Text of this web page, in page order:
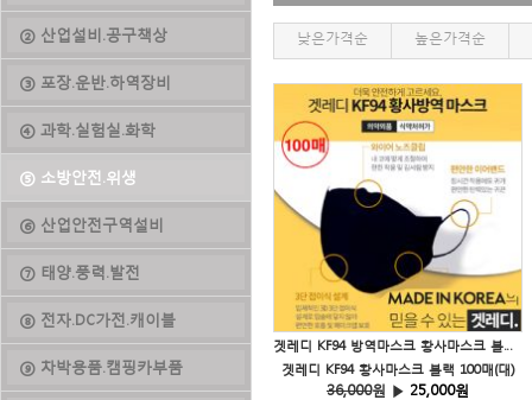
② 산업설비.공구책상
③ 포장.운반.하역장비
④ 과학.실험실.화학
⑤ 소방안전.위생
⑥ 산업안전구역설비
⑦ 태양.풍력.발전
⑧ 전자.DC가전.캐이블
⑨ 차박용품.캠핑카부품
낮은가격순 높은가격순
겟레디 KF94 방역마스크 황사마스크 블랙 100매(대)
겟레디 KF94 황사마스크 블랙 100매(대)
36,000원 ▶ 25,000원